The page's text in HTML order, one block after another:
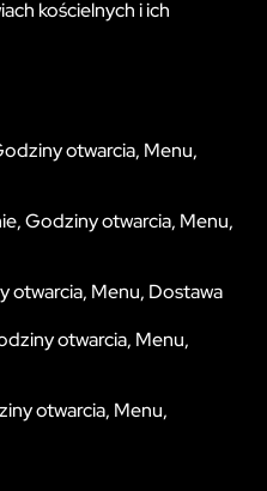
kościelnych i ich
otwarcia, Menu,
Godziny otwarcia, Menu,
otwarcia, Menu, Dostawa
otwarcia, Menu,
otwarcia, Menu,